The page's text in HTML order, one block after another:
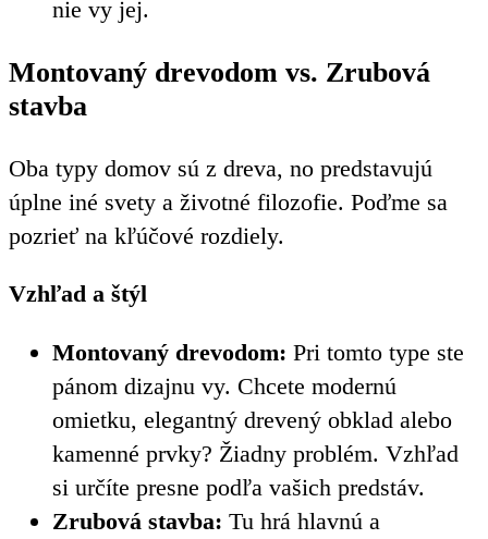
nie vy jej.
Montovaný drevodom vs. Zrubová
stavba
Oba typy domov sú z dreva, no predstavujú
úplne iné svety a životné filozofie. Poďme sa
pozrieť na kľúčové rozdiely.
Vzhľad a štýl
Montovaný drevodom: Pri tomto type ste
pánom dizajnu vy. Chcete modernú
omietku, elegantný drevený obklad alebo
kamenné prvky? Žiadny problém. Vzhľad
si určíte presne podľa vašich predstáv.
Zrubová stavba: Tu hrá hlavnú a